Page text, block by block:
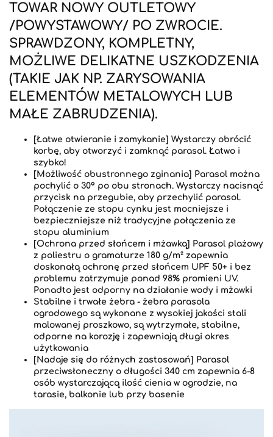
TOWAR NOWY OUTLETOWY
/POWYSTAWOWY/ PO ZWROCIE.
SPRAWDZONY, KOMPLETNY,
MOŻLIWE DELIKATNE USZKODZENIA
(TAKIE JAK NP. ZARYSOWANIA
ELEMENTÓW METALOWYCH LUB
MAŁE ZABRUDZENIA).
[Łatwe otwieranie i zamykanie] Wystarczy obrócić
korbę, aby otworzyć i zamknąć parasol. Łatwo i
szybko!
[Możliwość obustronnego zginania] Parasol można
pochylić o 30° po obu stronach. Wystarczy nacisnąć
przycisk na przegubie, aby przechylić parasol.
Połączenie ze stopu cynku jest mocniejsze i
bezpieczniejsze niż tradycyjne połączenia ze
stopu aluminium
[Ochrona przed słońcem i mżawką] Parasol plażowy
z poliestru o gramaturze 180 g/m² zapewnia
doskonałą ochronę przed słońcem UPF 50+ i bez
problemu zatrzymuje ponad 98% promieni UV.
Ponadto jest odporny na działanie wody i mżawki
Stabilne i trwałe żebra - żebra parasola
ogrodowego są wykonane z wysokiej jakości stali
malowanej proszkowo, są wytrzymałe, stabilne,
odporne na korozję i zapewniają długi okres
użytkowania
[Nadaje się do różnych zastosowań] Parasol
przeciwsłoneczny o długości 340 cm zapewnia 6-8
osób wystarczającą ilość cienia w ogrodzie, na
tarasie, balkonie lub przy basenie